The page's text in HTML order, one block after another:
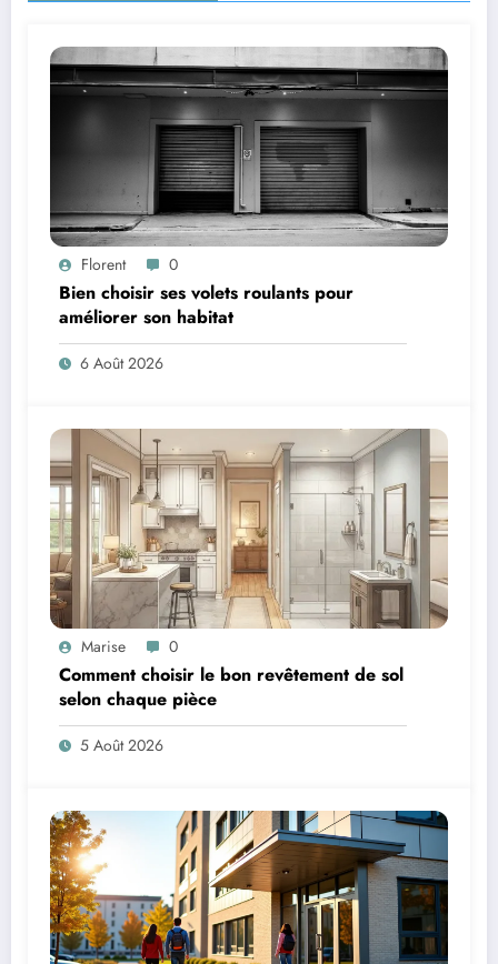
Florent 0
Bien choisir ses volets roulants pour
améliorer son habitat
6 Août 2026
Marise 0
Comment choisir le bon revêtement de sol
selon chaque pièce
5 Août 2026